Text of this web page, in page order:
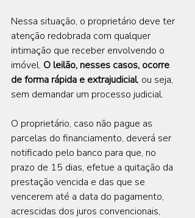
Nessa situação, o proprietário deve ter
atenção redobrada com qualquer
intimação que receber envolvendo o
imóvel. O leilão, nesses casos, ocorre
de forma rápida e extrajudicial, ou seja,
sem demandar um processo judicial.
O proprietário, caso não pague as
parcelas do financiamento, deverá ser
notificado pelo banco para que, no
prazo de 15 dias, efetue a quitação da
prestação vencida e das que se
vencerem até a data do pagamento,
acrescidas dos juros convencionais,